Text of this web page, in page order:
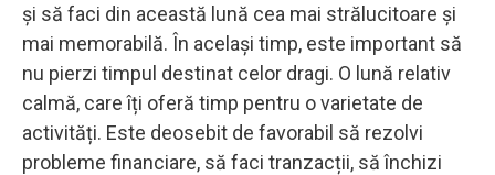
și să faci din această lună cea mai strălucitoare și
mai memorabilă. În același timp, este important să
nu pierzi timpul destinat celor dragi. O lună relativ
calmă, care îți oferă timp pentru o varietate de
activități. Este deosebit de favorabil să rezolvi
probleme financiare, să faci tranzacții, să închizi